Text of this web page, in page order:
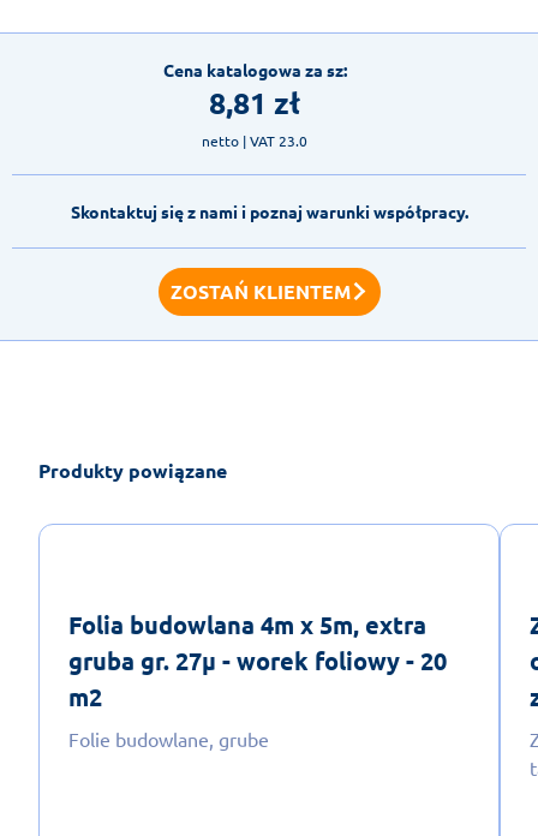
Cena katalogowa za sz:
8,81 zł
netto | VAT 23.0
Skontaktuj się z nami i poznaj warunki współpracy.
ZOSTAŃ KLIENTEM
Produkty powiązane
Folia budowlana 4m x 5m, extra
gruba gr. 27µ - worek foliowy - 20
m2
Folie budowlane, grube